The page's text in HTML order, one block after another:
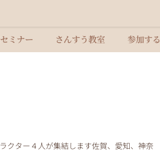
ミナー さんすう教室 参加する
クター４人が集結します佐賀、愛知、神奈